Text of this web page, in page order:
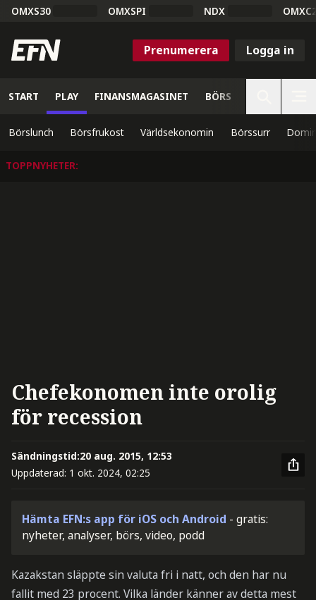
OMXS30 OMXSPI NDX
Prenumerera Logga in
START PLAY FINANSMAGASINET BÖRS
Börslunch Börsfrukost Världsekonomin Börssurr
TOPPNYHETER:
Chefekonomen inte orolig
för recession
Sändningstid:20 aug. 2015, 12:53
Uppdaterad: 1 okt. 2024, 02:25
Hämta EFN:s app för iOS och Android - gratis:
nyheter, analyser, börs, video, podd
Kazakstan släppte sin valuta fri i natt, och den har nu
fallit med 23 procent. Vilka länder känner av detta mest